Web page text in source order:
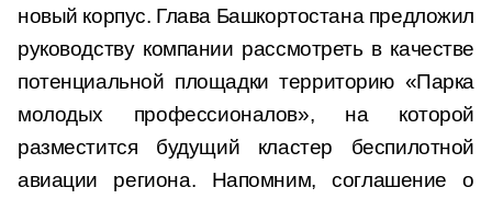
новый корпус. Глава Башкортостана предложил
руководству компании рассмотреть в качестве
потенциальной площадки территорию «Парка
молодых профессионалов», на которой
разместится будущий кластер беспилотной
авиации региона. Напомним, соглашение о